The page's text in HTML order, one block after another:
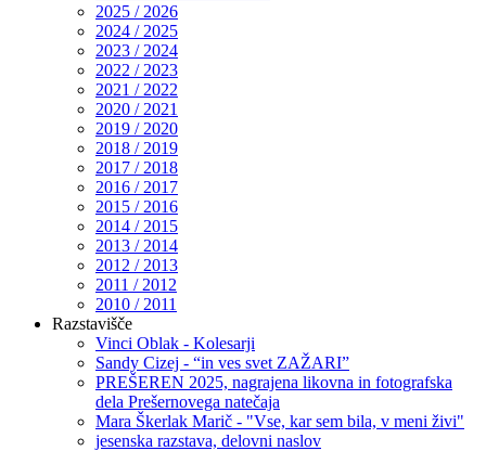
2025 / 2026
2024 / 2025
2023 / 2024
2022 / 2023
2021 / 2022
2020 / 2021
2019 / 2020
2018 / 2019
2017 / 2018
2016 / 2017
2015 / 2016
2014 / 2015
2013 / 2014
2012 / 2013
2011 / 2012
2010 / 2011
Razstavišče
Vinci Oblak - Kolesarji
Sandy Cizej - “in ves svet ZAŽARI”
PREŠEREN 2025, nagrajena likovna in fotografska
dela Prešernovega natečaja
Mara Škerlak Marič - "Vse, kar sem bila, v meni živi"
jesenska razstava, delovni naslov